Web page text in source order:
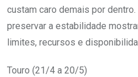
custam caro demais por
preservar a estabilidade
limites, recursos e
Touro (21/4 a 20/5)